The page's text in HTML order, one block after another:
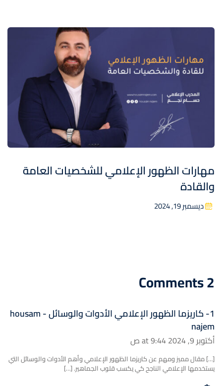
مهارات الظهور الإعلامي للشخصيات العامة
والقادة
ديسمبر 19, 2024
2 Comments
1- كاريزما الظهور الإعلامي الأدوات والوسائل - housam
najem
أكتوبر 9, 2024 at 9:44 ص
[…] مقال مميز ومهم عن كاريزما الظهور الإعلامي وأهم الأدوات والوسائل التي
يستخدمها الإعلامي الناجح كي يكسب قلوب الجماهير. […]